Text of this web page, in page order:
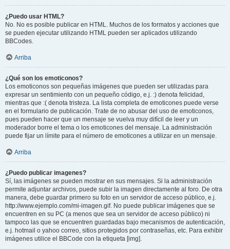
¿Puedo usar HTML?
No. No es posible publicar en HTML. Muchos de los formatos y acciones que
se pueden ejecutar utilizando HTML pueden ser aplicados utilizando
BBCodes.
Arriba
¿Qué son los emoticonos?
Los emoticonos son pequeñas imágenes que pueden ser utilizadas para
expresar un sentimiento con un pequeño código, e.j. :) denota felicidad,
mientras que :( denota tristeza. La lista completa de emoticones puede verse
en el formulario de publicación. Trate de no abusar del uso de emoticonos,
pues pueden hacer que un mensaje se vuelva muy difícil de leer y un
moderador borre el tema o los emoticones del mensaje. La administración
puede fijar un límite para el número de emoticones a utilizar en un mensaje.
Arriba
¿Puedo publicar imagenes?
Sí, las imágenes se pueden mostrar en sus mensajes. Si la administración
permite adjuntar archivos, puede subir la imagen directamente al foro. De otra
manera, debe guardar primero su foto en un servidor de acceso público, e.j.
http://www.ejemplo.com/mi-imagen.gif. No puede publicar imágenes que se
encuentren en su PC (a menos que sea un servidor de acceso público) ni
tampoco las que se encuentren guardadas bajo mecanismos de autenticación,
e.j. hotmail o yahoo correo, sitios protegidos por contraseñas, etc. Para exhibir
imágenes utilice el BBCode con la etiqueta [img].